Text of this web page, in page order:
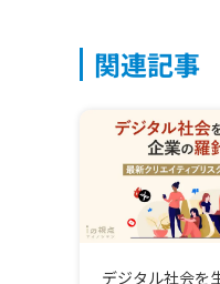
関連記事
デジタル社会を